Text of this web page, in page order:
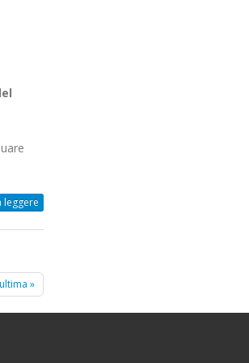
leggere
ultima »